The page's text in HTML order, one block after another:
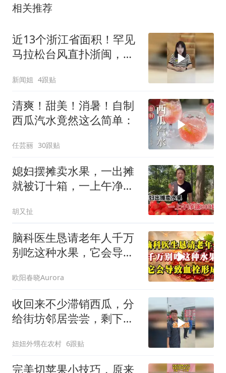
相关推荐
近13个浙江省面积！罕见
马拉松台风直扑浙闽，十
新闻姐 4跟贴
清爽！甜美！消暑！自制
西瓜汽水竟然这么简单：
任芸丽 30跟贴
媳妇摆摊卖水果，一出摊
就被订十箱，一上午净赚
胡又扯
脑科医生恳请老年人千万
别吃这种水果，它会导致
欧阳春晓Aurora
收回来不少滞销西瓜，分
给街坊邻居尝尝，剩下的
说村里还有位瓜农，自己
带着孙子，西瓜愁得卖不
妞妞外甥在农村 6跟贴
完美切苹果小技巧，原来